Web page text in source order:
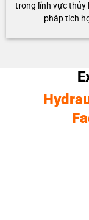
trong lĩnh vực thủy
pháp tích